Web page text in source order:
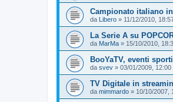
Campionato italiano
da Libero » 11/12/2010,
La Serie A su
da MarMa » 15/10/2010,
BooYaTV, eventi
da svev » 03/01/2009, 12:00
TV Digitale in
da mimmardo » 10/10/2007,